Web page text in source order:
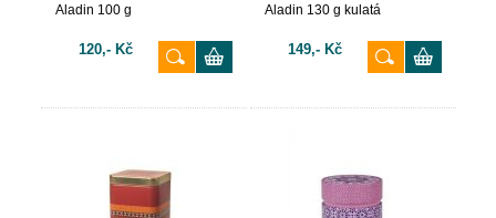
Aladin 100 g
120,- Kč
Aladin 130 g kulatá
149,- Kč